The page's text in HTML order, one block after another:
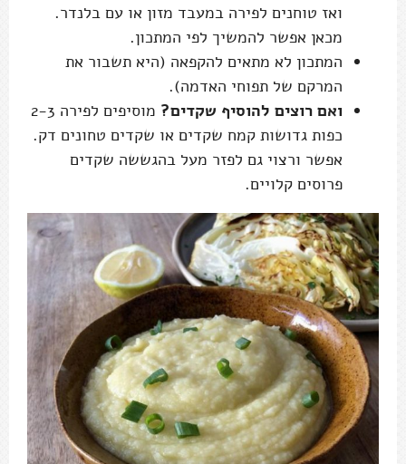
ואז טוחנים לפירה במעבד מזון או עם בלנדר.
מכאן אפשר להמשיך לפי המתכון.
המתכון לא מתאים להקפאה (היא תשבור את
המרקם של תפוחי האדמה).
ואם רוצים להוסיף שקדים?
מוסיפים לפירה 2-3
כפות גדושות קמח שקדים או שקדים טחונים דק.
אפשר ורצוי גם לפזר מעל בהגששה שקדים
פרוסים קלויים.